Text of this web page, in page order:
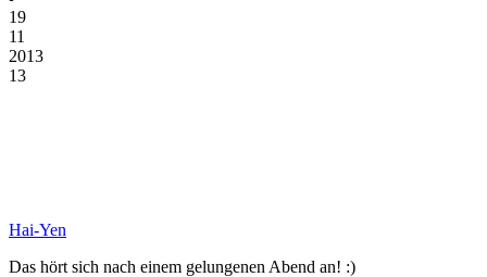
19
11
2013
13
Hai-Yen
Das hört sich nach einem gelungenen Abend an! :)